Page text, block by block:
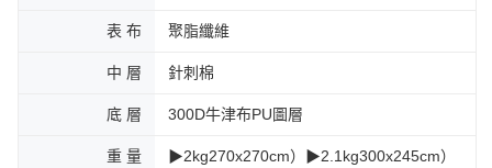
表 布 聚脂纖維
中 層 針刺棉
底 層 300D牛津布PU圖層
重 量
▶2kg270x270cm）▶2.1kg300x245cm）